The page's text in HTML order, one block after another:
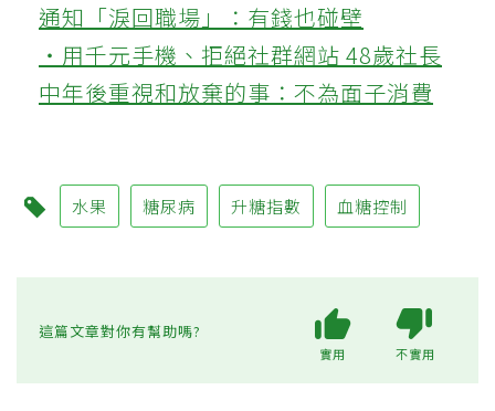
通知「淚回職場」：有錢也碰壁
‧用千元手機、拒絕社群網站 48歲社長
中年後重視和放棄的事：不為面子消費
水果 糖尿病 升糖指數 血糖控制
這篇文章對你有幫助嗎?
實用 不實用